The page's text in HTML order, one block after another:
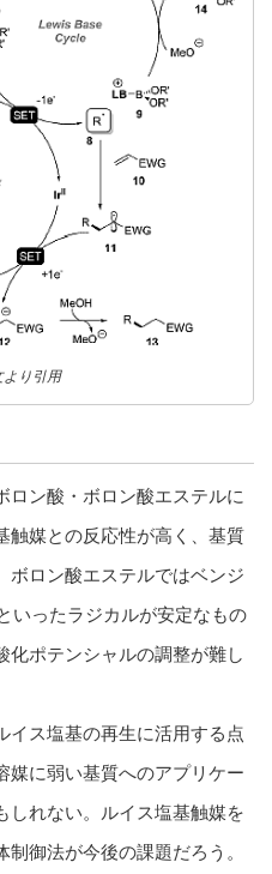
より引用
ロン酸・ボロン酸エステルに
触媒との反応性が高く、基質
ボロン酸エステルではベンジ
いったラジカルが安定なもの
化ポテンシャルの調整が難し
イス塩基の再生に活用する点
媒に弱い基質へのアプリケー
しれない。ルイス塩基触媒を
御法が今後の課題だろう。